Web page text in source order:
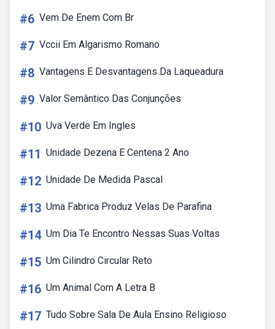
#6 Vem De Enem Com Br
#7 Vccii Em Algarismo Romano
#8 Vantagens E Desvantagens Da Laqueadura
#9 Valor Semântico Das Conjunções
#10 Uva Verde Em Ingles
#11 Unidade Dezena E Centena 2 Ano
#12 Unidade De Medida Pascal
#13 Uma Fabrica Produz Velas De Parafina
#14 Um Dia Te Encontro Nessas Suas Voltas
#15 Um Cilindro Circular Reto
#16 Um Animal Com A Letra B
#17 Tudo Sobre Sala De Aula Ensino Religioso